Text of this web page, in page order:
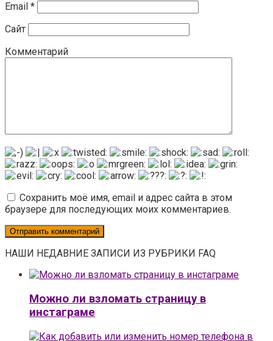
Email *
Сайт
Комментарий
Сохранить моё имя, email и адрес сайта в этом
браузере для последующих моих комментариев.
НАШИ НЕДАВНИЕ ЗАПИСИ ИЗ РУБРИКИ FAQ
Можно ли взломать страницу в
инстаграме